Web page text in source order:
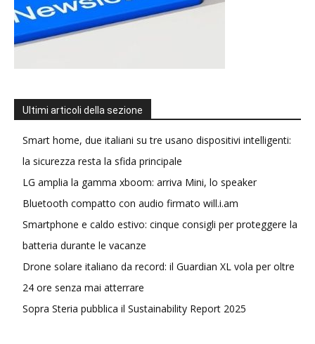
Ultimi articoli della sezione
Smart home, due italiani su tre usano dispositivi intelligenti:
la sicurezza resta la sfida principale
LG amplia la gamma xboom: arriva Mini, lo speaker
Bluetooth compatto con audio firmato will.i.am
Smartphone e caldo estivo: cinque consigli per proteggere la
batteria durante le vacanze
Drone solare italiano da record: il Guardian XL vola per oltre
24 ore senza mai atterrare
Sopra Steria pubblica il Sustainability Report 2025